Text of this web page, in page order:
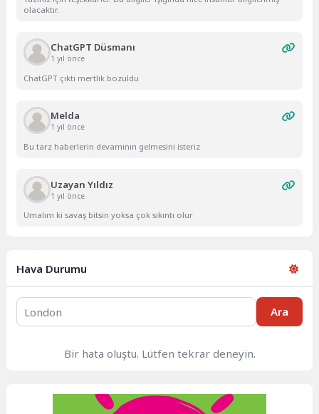
olacaktır.
ChatGPT Düsmanı
1 yıl önce
ChatGPT çıktı mertlik bozuldu
Melda
1 yıl önce
Bu tarz haberlerin devamının gelmesini isteriz
Uzayan Yıldız
1 yıl önce
Umalım ki savaş bitsin yoksa çok sıkıntı olur
Hava Durumu
Ara
Bir hata oluştu. Lütfen tekrar deneyin.